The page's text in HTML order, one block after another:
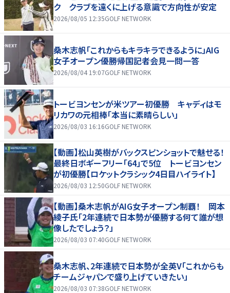
ク クラブを遠くに上げる意識で方向性が安定
2026/08/05 12:35GOLF NETWORK
桑木志帆「これからもキラキラできるように」AIG
女子オープン優勝帰国記者会見一問一答
2026/08/04 19:07GOLF NETWORK
トービヨンセンが米ツアー初優勝 キャディはモ
リカワの元相棒「本当に素晴らしい」
2026/08/03 16:16GOLF NETWORK
【動画】松山英樹がバックスピンショットで魅せる！
最終日ボギーフリー「64」で5位 トービヨンセン
が初優勝【ロケットクラシック4日目ハイライト】
2026/08/03 12:50GOLF NETWORK
【動画】桑木志帆がAIG女子オープン制覇！ 岡本
綾子氏「2年連続で日本勢が優勝する何て誰が想
像したでしょう？」
2026/08/03 07:40GOLF NETWORK
桑木志帆、2年連続で日本勢が全英V「これからも
チームジャパンで盛り上げていきたい」
2026/08/03 07:38GOLF NETWORK